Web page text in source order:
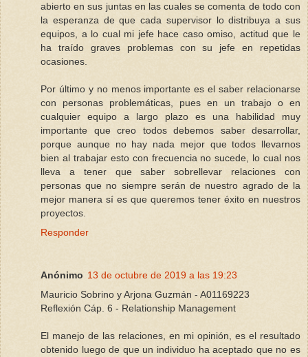
abierto en sus juntas en las cuales se comenta de todo con
la esperanza de que cada supervisor lo distribuya a sus
equipos, a lo cual mi jefe hace caso omiso, actitud que le
ha traído graves problemas con su jefe en repetidas
ocasiones.
Por último y no menos importante es el saber relacionarse
con personas problemáticas, pues en un trabajo o en
cualquier equipo a largo plazo es una habilidad muy
importante que creo todos debemos saber desarrollar,
porque aunque no hay nada mejor que todos llevarnos
bien al trabajar esto con frecuencia no sucede, lo cual nos
lleva a tener que saber sobrellevar relaciones con
personas que no siempre serán de nuestro agrado de la
mejor manera sí es que queremos tener éxito en nuestros
proyectos.
Responder
Anónimo 13 de octubre de 2019 a las 19:23
Mauricio Sobrino y Arjona Guzmán - A01169223
Reflexión Cáp. 6 - Relationship Management
El manejo de las relaciones, en mi opinión, es el resultado
obtenido luego de que un individuo ha aceptado que no es